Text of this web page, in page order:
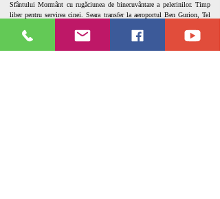
Sfântului Mormânt cu rugăciunea de binecuvântare a pelerinilor. Timp
liber pentru servirea cinei. Seara transfer la aeroportul Ben Gurion, Tel
îmbarca pe zborul Companiei Tarom RO 156 cu destinația București,